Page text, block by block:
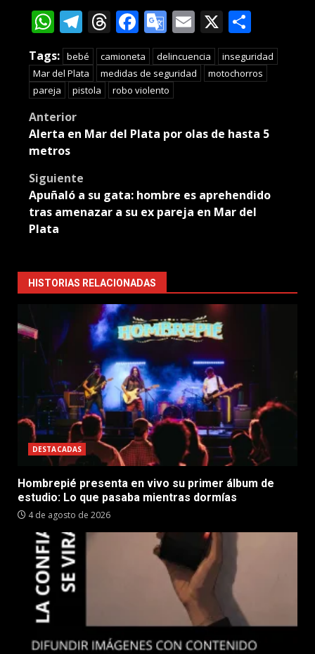
WhatsApp
Telegram
Threads
Facebook
Google
Translate
Email
X
Tags: bebé camioneta delincuencia
inseguridad
Mar del Plata
medidas de seguridad
motochorros
pareja
pistola robo violento
Post
navigation
Anterior
Alerta en Mar del Plata por olas de hasta 5
metros
Siguiente
Apuñaló a su gata: hombre es aprehendido
tras amenazar a su ex pareja en Mar del
Plata
HISTORIAS RELACIONADAS
DESTACADAS
Hombrepié presenta en vivo su primer álbum de
estudio: Lo que pasaba mientras dormías
4 de agosto de 2026